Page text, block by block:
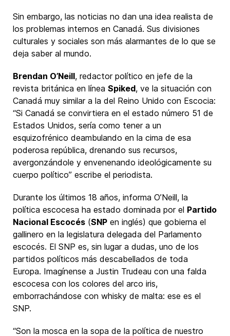
Sin embargo, las noticias no dan una idea realista de
los problemas internos en Canadá. Sus divisiones
culturales y sociales son más alarmantes de lo que se
deja saber al mundo.
Brendan O’Neill, redactor político en jefe de la
revista británica en línea Spiked, ve la situación con
Canadá muy similar a la del Reino Unido con Escocia:
“Si Canadá se convirtiera en el estado número 51 de
Estados Unidos, sería como tener a un
esquizofrénico deambulando en la cima de esa
poderosa república, drenando sus recursos,
avergonzándole y envenenando ideológicamente su
cuerpo político” escribe el periodista.
Durante los últimos 18 años, informa O’Neill, la
política escocesa ha estado dominada por el Partido
Nacional Escocés (SNP en inglés) que gobierna el
gallinero en la legislatura delegada del Parlamento
escocés. El SNP es, sin lugar a dudas, uno de los
partidos políticos más descabellados de toda
Europa. Imagínense a Justin Trudeau con una falda
escocesa con los colores del arco iris,
emborrachándose con whisky de malta: ese es el
SNP.
“Son la mosca en la sopa de la política de nuestro